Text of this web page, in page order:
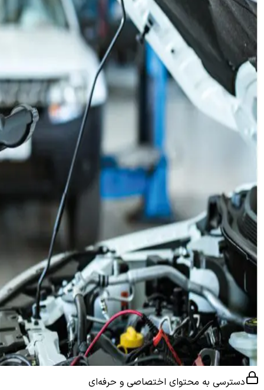
دسترسی به محتوای اختصاصی و حرفه‌ای